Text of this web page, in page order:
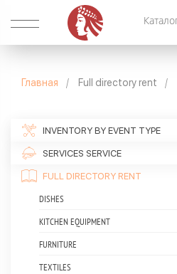
Главная Full directory rent
INVENTORY BY EVENT TYPE
SERVICES SERVICE
FULL DIRECTORY RENT
DISHES
KITCHEN EQUIPMENT
FURNITURE
TEXTILES